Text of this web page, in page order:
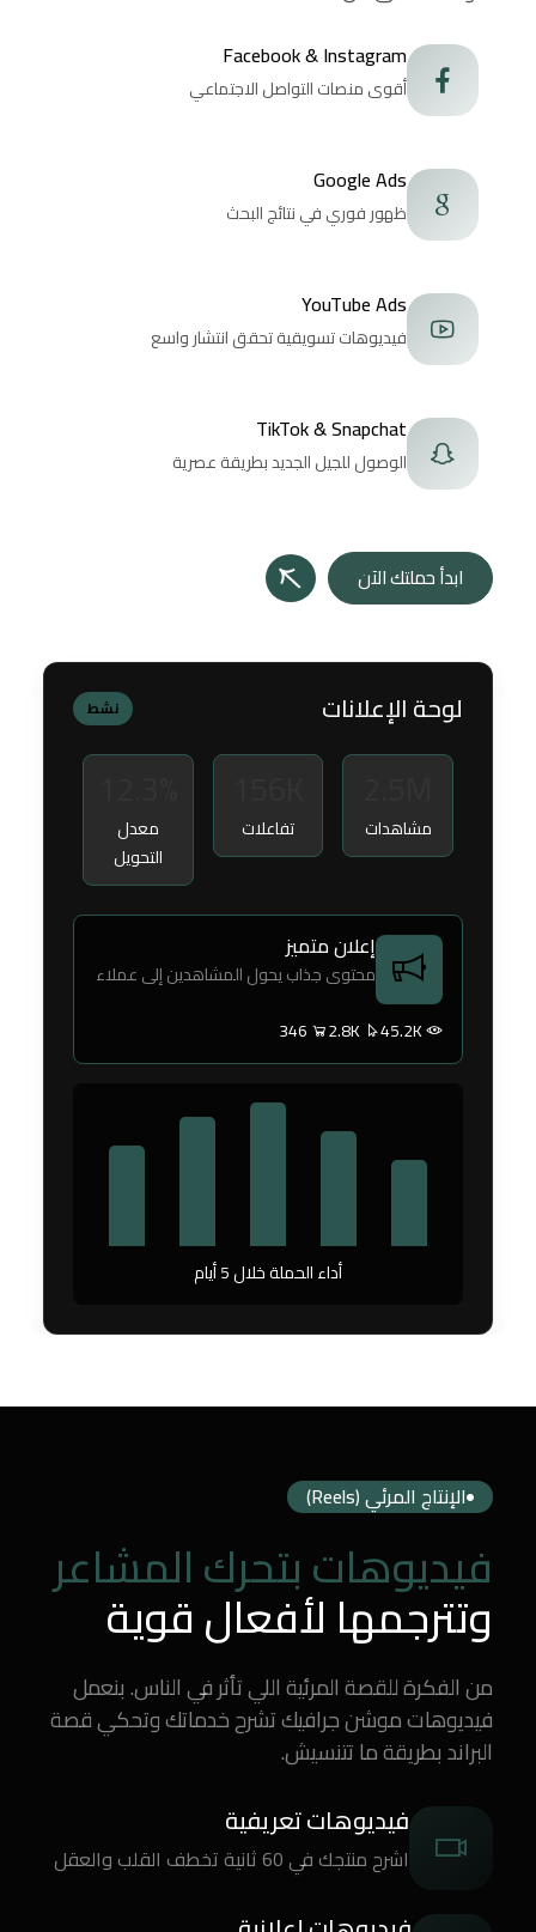
Facebook & Instagram
أقوى منصات التواصل الاجتماعي
Google Ads
ظهور فوري في نتائج البحث
YouTube Ads
فيديوهات تسويقية تحقق انتشار واسع
TikTok & Snapchat
الوصول للجيل الجديد بطريقة عصرية
ابدأ حملتك الآن
لوحة الإعلانات نشط
مشاهدات تفاعلات
معدل
التحويل
إعلان متميز
محتوى جذاب يحول المشاهدين إلى عملاء
أداء الحملة خلال 5 أيام
الإنتاج المرئي (Reels)
فيديوهات بتحرك المشاعر
وتترجمها لأفعال قوية
من الفكرة للقصة المرئية اللي تأثر في الناس. بنعمل
فيديوهات موشن جرافيك تشرح خدماتك وتحكي قصة
البراند بطريقة ما تتنسيش.
فيديوهات تعريفية
اشرح منتجك في 60 ثانية تخطف القلب والعقل